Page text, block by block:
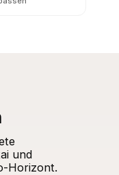
und
Horizont.